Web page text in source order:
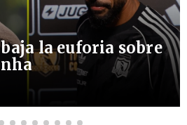
la euforia sobre